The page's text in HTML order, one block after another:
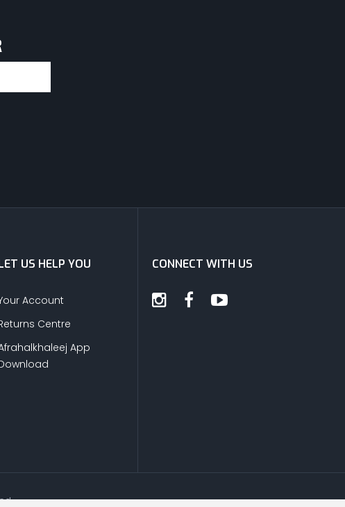
US HELP YOU
Account
Centre
App
CONNECT WITH US